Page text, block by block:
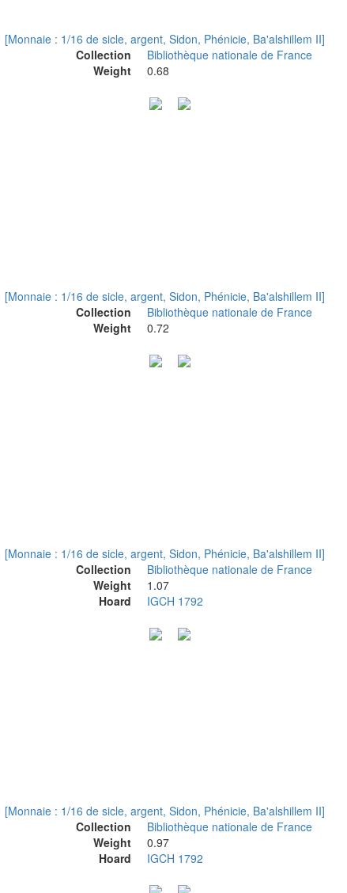
[Monnaie : 1/16 de sicle, argent, Sidon, Phénicie, Ba'alshillem II]
Collection
Bibliothèque nationale de France
Weight
0.68
[Monnaie : 1/16 de sicle, argent, Sidon, Phénicie, Ba'alshillem II]
Collection
Bibliothèque nationale de France
Weight
0.72
[Monnaie : 1/16 de sicle, argent, Sidon, Phénicie, Ba'alshillem II]
Collection
Bibliothèque nationale de France
Weight
1.07
Hoard
IGCH 1792
[Monnaie : 1/16 de sicle, argent, Sidon, Phénicie, Ba'alshillem II]
Collection
Bibliothèque nationale de France
Weight
0.97
Hoard
IGCH 1792